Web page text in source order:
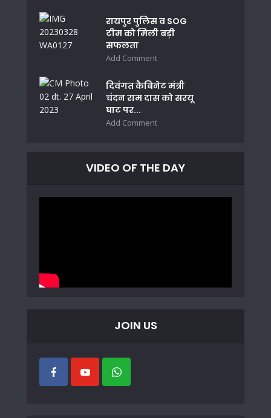
रायपुर पुलिस व SOG
टीम को मिली बड़ी
सफलता
Add Comment
दिवंगत कैबिनेट मंत्री
चंदन राम दास को सरयू
घाट पर...
Add Comment
VIDEO OF THE DAY
JOIN US